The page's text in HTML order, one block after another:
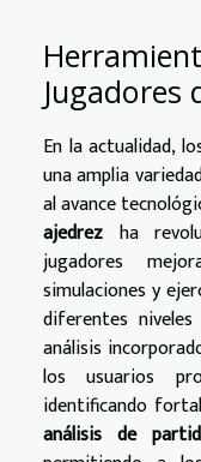
Jugadores
En la actualidad,
una amplia
al avance
ajedrez ha
jugadores
simulaciones y
diferentes
análisis
los usuarios
identificando
análisis de